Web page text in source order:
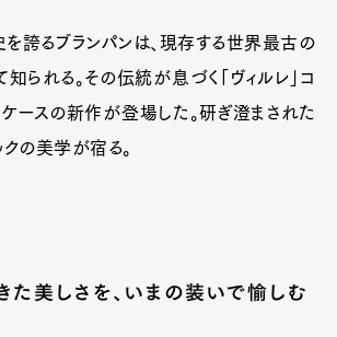
Contact
Pen Meet
誇るブランパンは、現存する世界最古の
知られる。その伝統が息づく「ヴィルレ」コ
ースの新作が登場した。研ぎ澄まされた
クの美学が宿る。
た美しさを、いまの装いで愉しむ